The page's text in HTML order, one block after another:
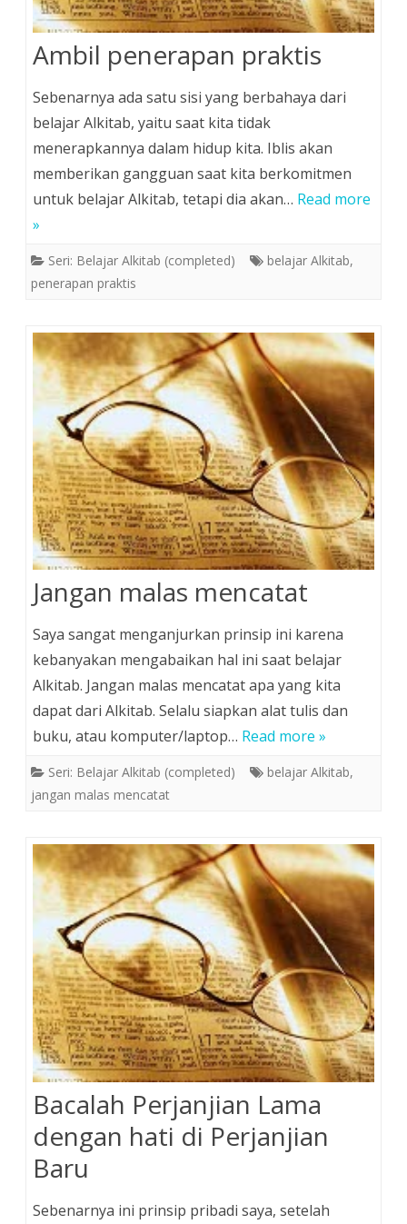
Ambil penerapan praktis
Sebenarnya ada satu sisi yang berbahaya dari
belajar Alkitab, yaitu saat kita tidak
menerapkannya dalam hidup kita. Iblis akan
memberikan gangguan saat kita berkomitmen
untuk belajar Alkitab, tetapi dia akan… Read more
»
Seri: Belajar Alkitab (completed) belajar Alkitab,
penerapan praktis
Jangan malas mencatat
Saya sangat menganjurkan prinsip ini karena
kebanyakan mengabaikan hal ini saat belajar
Alkitab. Jangan malas mencatat apa yang kita
dapat dari Alkitab. Selalu siapkan alat tulis dan
buku, atau komputer/laptop… Read more »
Seri: Belajar Alkitab (completed) belajar Alkitab,
jangan malas mencatat
Bacalah Perjanjian Lama
dengan hati di Perjanjian
Baru
Sebenarnya ini prinsip pribadi saya, setelah